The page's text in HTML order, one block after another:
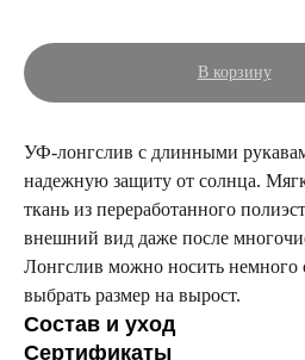
В корзину
УФ-лонгслив с длинными
надежную защиту от солнца.
ткань из переработанного
внешний вид даже после
Лонгслив можно носить немного
выбрать размер на вырост.
Состав и уход
Сертификаты